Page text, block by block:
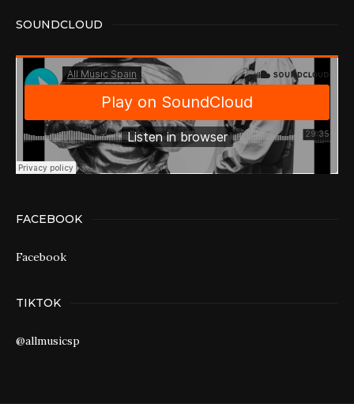
SOUNDCLOUD
FACEBOOK
Facebook
TIKTOK
@allmusicsp